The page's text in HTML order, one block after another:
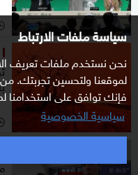
سياسة ملفات الارتباط
نحن نستخدم ملفات تعريف
لموقعنا ولتحسين تجربتك.
فإنك توافق على استخدامنا
سياسية الخصوصية